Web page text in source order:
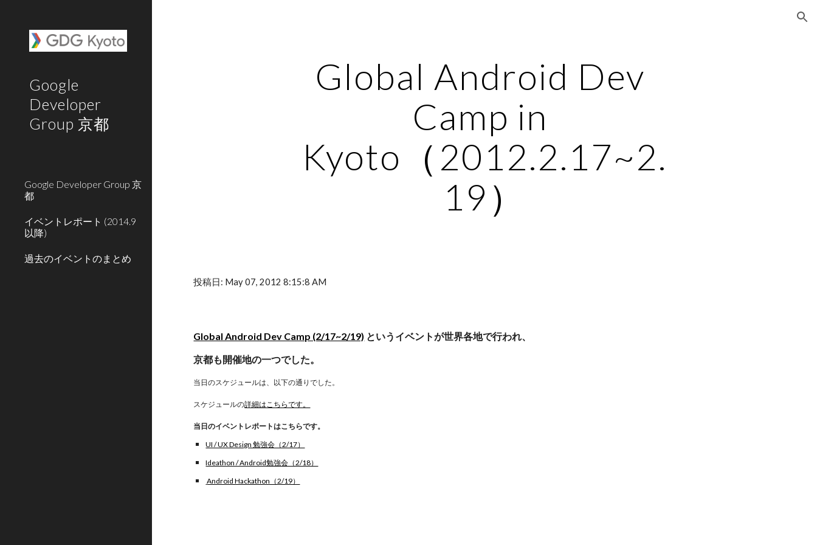
Google
Developer
Group 京都
Google Developer Group 京
都
イベントレポート (2014.9
以降)
過去のイベントのまとめ
Global Android Dev
Camp in
Kyoto（2012.2.17~2.
19）
投稿日: May 07, 2012 8:15:8 AM
Global Android Dev Camp (2/17~2/19) というイベントが世界各地で行われ、
京都も開催地の一つでした。
当日のスケジュールは、以下の通りでした。
スケジュールの詳細はこちらです。
当日のイベントレポートはこちらです。
UI / UX Design 勉強会（2/17）
Ideathon / Android勉強会（2/18）
Android Hackathon（2/19）